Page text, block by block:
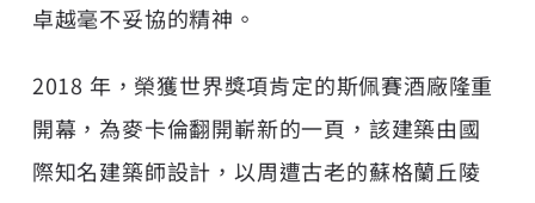
卓越毫不妥協的精神。
2018 年，榮獲世界獎項肯定的斯佩賽酒廠隆重
開幕，為麥卡倫翻開嶄新的一頁，該建築由國
際知名建築師設計，以周遭古老的蘇格蘭丘陵